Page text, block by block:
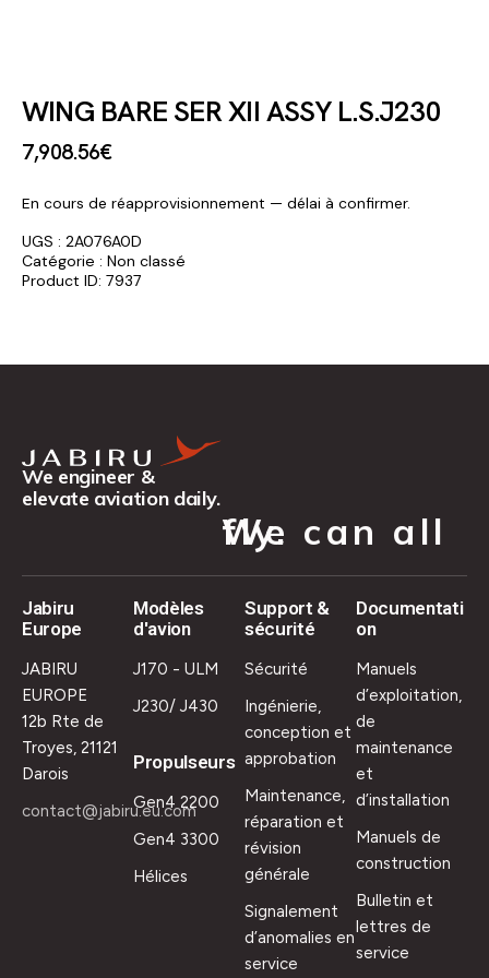
WING BARE SER XII ASSY L.S.J230
7,908.56€
En cours de réapprovisionnement — délai à confirmer.
UGS : 2A076A0D
Catégorie : Non classé
Product ID: 7937
We engineer &
elevate aviation daily.
We can all fly.
Jabiru
Europe
JABIRU
EUROPE
12b Rte de
Troyes, 21121
Darois
contact@jabiru.eu.com
Modèles
d'avion
J170 - ULM
J230/ J430
Propulseurs
Gen4 2200
Gen4 3300
Hélices
Support &
sécurité
Sécurité
Ingénierie,
conception et
approbation
Maintenance,
réparation et
révision
générale
Signalement
d’anomalies en
service
Documentati
on
Manuels
d’exploitation,
de
maintenance
et
d’installation
Manuels de
construction
Bulletin et
lettres de
service